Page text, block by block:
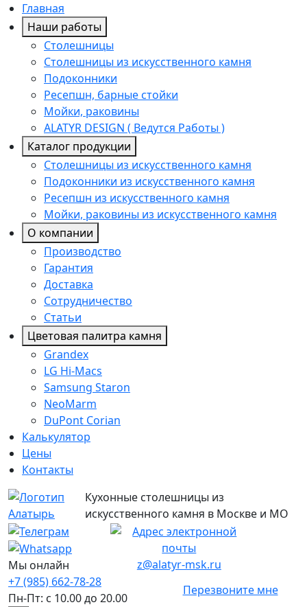
Главная
Наши работы
Столешницы
Столешницы из искусственного камня
Подоконники
Ресепшн, барные стойки
Мойки, раковины
ALATYR DESIGN ( Ведутся Работы )
Каталог продукции
Столешницы из искусственного камня
Подоконники из искусственного камня
Ресепшн из искусственного камня
Мойки, раковины из искусственного камня
О компании
Производство
Гарантия
Доставка
Сотрудничество
Статьи
Цветовая палитра камня
Grandex
LG Hi-Macs
Samsung Staron
NeoMarm
DuPont Corian
Калькулятор
Цены
Контакты
Кухонные столешницы из
искусственного камня в Москве и МО
Мы онлайн
z@alatyr-msk.ru
+7 (985) 662-78-28
Пн-Пт: с 10.00 до 20.00
Перезвоните мне